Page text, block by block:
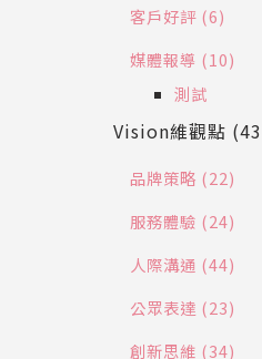
客戶好評 (6)
媒體報導 (10)
測試
Vision維觀點
品牌策略 (22)
服務體驗 (24)
人際溝通 (44)
公眾表達 (23)
創新思維 (34)